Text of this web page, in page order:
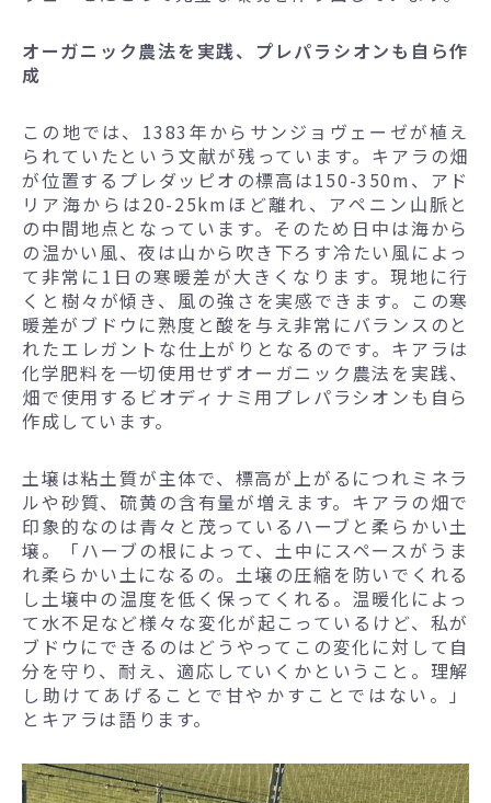
オーガニック農法を実践、プレパラシオンも自ら作
成
この地では、1383年からサンジョヴェーゼが植え
られていたという文献が残っています。キアラの畑
が位置するプレダッピオの標高は150-350m、アド
リア海からは20-25kmほど離れ、アペニン山脈と
の中間地点となっています。そのため日中は海から
の温かい風、夜は山から吹き下ろす冷たい風によっ
て非常に1日の寒暖差が大きくなります。現地に行
くと樹々が傾き、風の強さを実感できます。この寒
暖差がブドウに熟度と酸を与え非常にバランスのと
れたエレガントな仕上がりとなるのです。キアラは
化学肥料を一切使用せずオーガニック農法を実践、
畑で使用するビオディナミ用プレパラシオンも自ら
作成しています。
土壌は粘土質が主体で、標高が上がるにつれミネラ
ルや砂質、硫黄の含有量が増えます。キアラの畑で
印象的なのは青々と茂っているハーブと柔らかい土
壌。「ハーブの根によって、土中にスペースがうま
れ柔らかい土になるの。土壌の圧縮を防いでくれる
し土壌中の温度を低く保ってくれる。温暖化によっ
て水不足など様々な変化が起こっているけど、私が
ブドウにできるのはどうやってこの変化に対して自
分を守り、耐え、適応していくかということ。理解
し助けてあげることで甘やかすことではない。」
とキアラは語ります。